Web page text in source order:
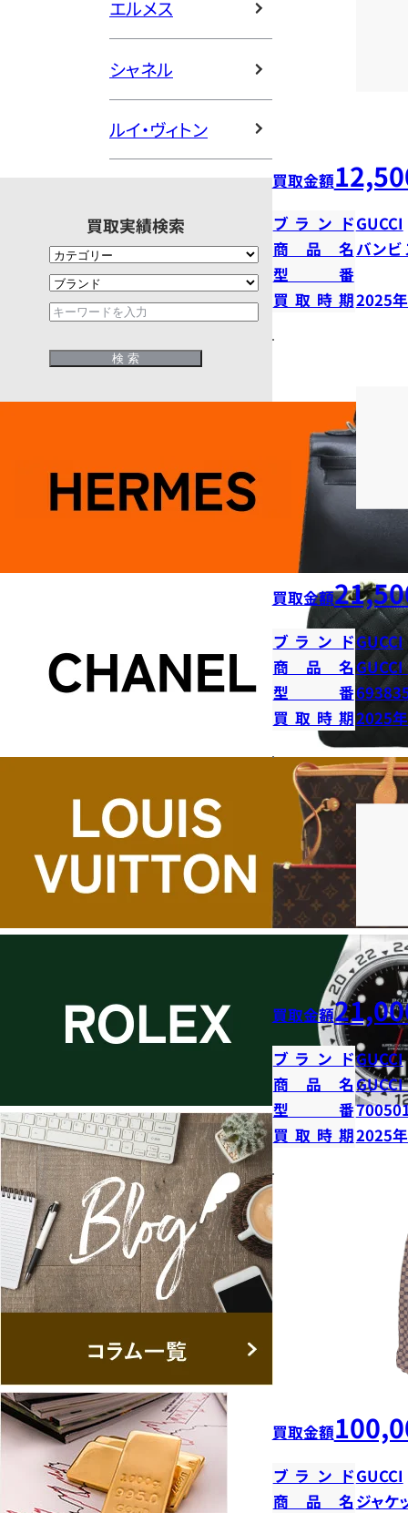
エルメス
シャネル
ルイ・ヴィトン
買取実績検索
買取金額
ブランドGUCCI
商品名バンビ
型番
買取時期2025
買取金額
ブランドGUCCI
商品名
型番
買取時期2025
買取金額
ブランドGUCCI
商品名
型番
買取時期2025
買取金額
ブランドGUCCI
商品名 ジャケ